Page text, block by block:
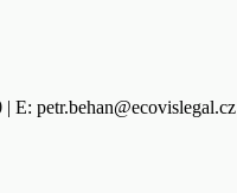
| E: petr.behan@ecovislegal.cz